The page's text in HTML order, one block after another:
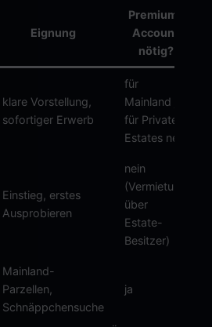
Eignung
Premium-
Account
nötig?
klare Vorstellung,
sofortiger Erwerb
für
Mainland ja,
für Private
Estates nein
Einstieg, erstes
Ausprobieren
nein
(Vermietung
über
Estate-
Besitzer)
Mainland-
Parzellen,
Schnäppchensuche
ja